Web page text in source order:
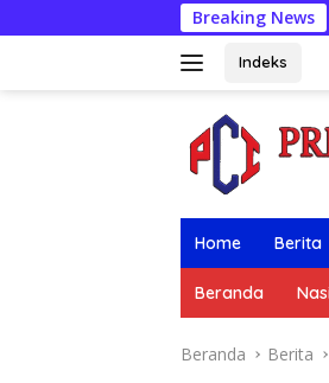
ke
Breaking News
DIGREBEK
Indeks
Home Berita
Beranda
Beranda Berita